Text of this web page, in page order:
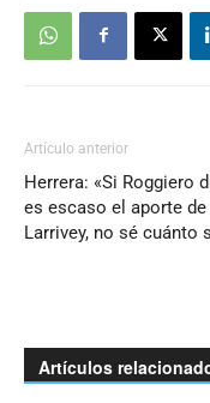
Artículo anterior
Herrera: «Si Roggiero
es escaso el aporte de
Larrivey, no sé cuánto
Artículos